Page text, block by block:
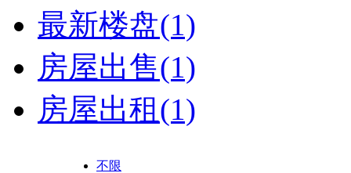
最新楼盘(1)
房屋出售(1)
房屋出租(1)
不限